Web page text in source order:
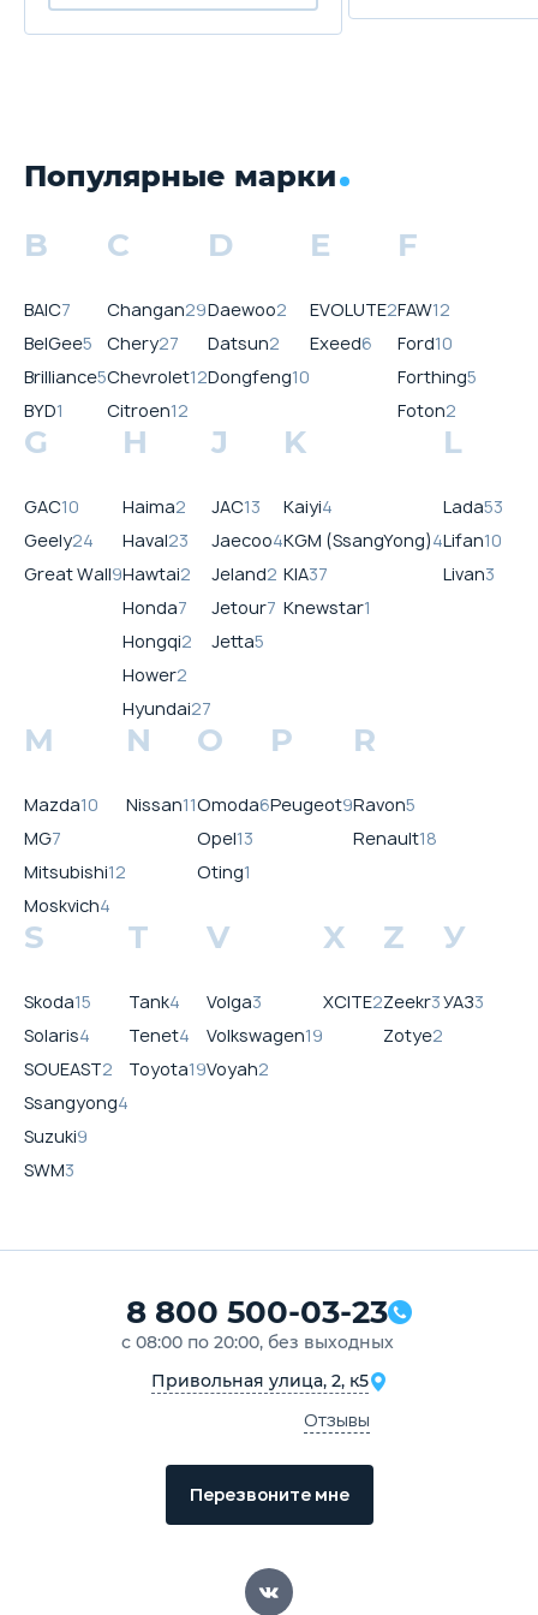
Комплект инструментов и
Популярные марки
B
BAIC7
BelGee5
Brilliance5
BYD1
C
Changan29
Chery27
Chevrolet12
Citroen12
D
Daewoo2
Datsun2
Dongfeng10
E
EVOLUTE2
Exeed6
F
FAW12
Ford10
Forthing5
Foton2
G
GAC10
Geely24
Great Wall9
H
Haima2
Haval23
Hawtai2
Honda7
Hongqi2
Hower2
Hyundai27
J
JAC13
Jaecoo4
Jeland2
Jetour7
Jetta5
K
Kaiyi4
KGM (SsangYong)4
KIA37
Knewstar1
L
Lada53
Lifan10
Livan3
M
Mazda10
MG7
Mitsubishi12
Moskvich4
N
Nissan11
O
Omoda6
Opel13
Oting1
P
Peugeot9
R
Ravon5
Renault18
S
Skoda15
Solaris4
SOUEAST2
Ssangyong4
Suzuki9
SWM3
T
Tank4
Tenet4
Toyota19
V
Volga3
Volkswagen19
Voyah2
X
XCITE2
Z
Zeekr3
Zotye2
У
УАЗ3
8 800 500-03-23
с 08:00 по 20:00, без выходных
Привольная улица, 2, к5
Отзывы
Перезвоните мне